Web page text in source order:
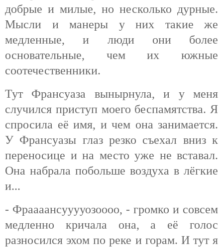
добрые и милые, но несколько дурные.
Мысли и манеры у них такие же
медленные, и люди они более
основательные, чем их южные
соотечественники.
Тут Франсуаза вынырнула, и у меня
случился приступ моего беспамятства. Я
спросила её имя, и чем она занимается.
У Франсуазы глаз резко съехал вниз к
переносице и на место уже не вставал.
Она набрала побольше воздуха в лёгкие
и...
- Фраааансууууозоооо, - громко и совсем
медленно кричала она, а её голос
разносился эхом по реке и горам. И тут я